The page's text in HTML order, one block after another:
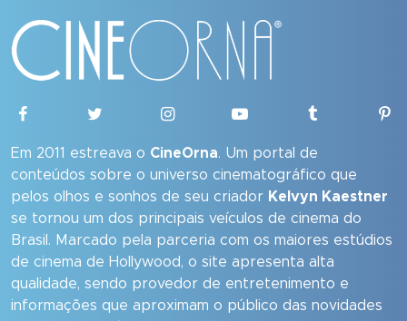
Em 2011 estreava o CineOrna. Um portal de
conteúdos sobre o universo cinematográfico que
pelos olhos e sonhos de seu criador Kelvyn Kaestner
se tornou um dos principais veículos de cinema do
Brasil. Marcado pela parceria com os maiores estúdios
de cinema de Hollywood, o site apresenta alta
qualidade, sendo provedor de entretenimento e
informações que aproximam o público das novidades